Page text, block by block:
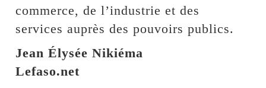
commerce, de l’industrie et des
services auprès des pouvoirs publics.
Jean Élysée Nikiéma
Lefaso.net